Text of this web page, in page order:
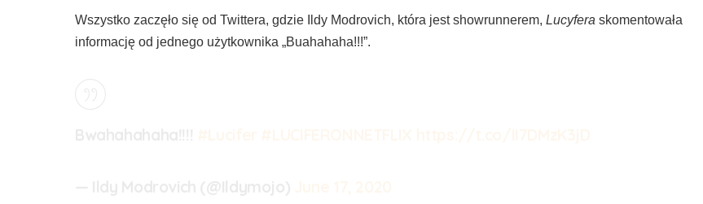
Wszystko zaczęło się od Twittera, gdzie Ildy Modrovich, która jestshowrunnerem, Lucyfera skomentowała
informację od jednego użytkownika „Buahahaha!!!”.